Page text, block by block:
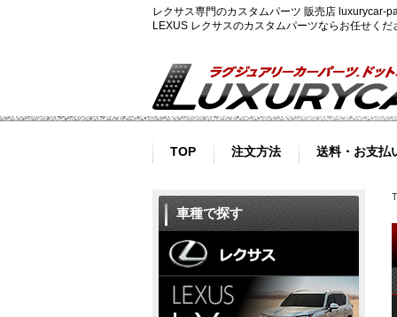
レクサス専門のカスタムパーツ 販売店 luxurycar-
LEXUS レクサスのカスタムパーツならお任せく
TOP 注文方法 送料・お支払
車種で探す